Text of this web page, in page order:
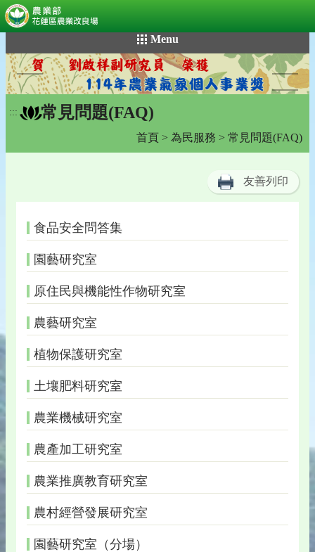
到
主
要
內
容
Menu
::: 常見問題(FAQ)
首頁 > 為民服務 > 常見問題(FAQ)
友善列印
食品安全問答集
園藝研究室
原住民與機能性作物研究室
農藝研究室
植物保護研究室
土壤肥料研究室
農業機械研究室
農產加工研究室
農業推廣教育研究室
農村經營發展研究室
園藝研究室（分場）